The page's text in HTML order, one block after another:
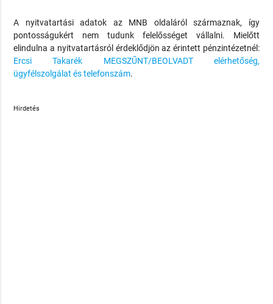
A nyitvatartási adatok az MNB oldaláról származnak, így
pontosságukért nem tudunk felelősséget vállalni. Mielőtt
elindulna a nyitvatartásról érdeklődjön az érintett pénzintézetnél:
Ercsi Takarék MEGSZŰNT/BEOLVADT elérhetőség,
ügyfélszolgálat és telefonszám.
Hirdetés